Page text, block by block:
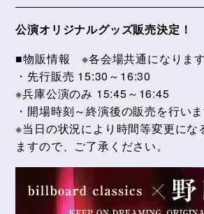
公演オリジナルグッズ販売決定！
■物販情報 ※各会場共通になります
・先行販売 15:30～16:30
※兵庫公演のみ 15:45～16:45
・開場時刻～終演後の販売を行いま
※当日の状況により時間等変更にな
ますので、ご了承ください。